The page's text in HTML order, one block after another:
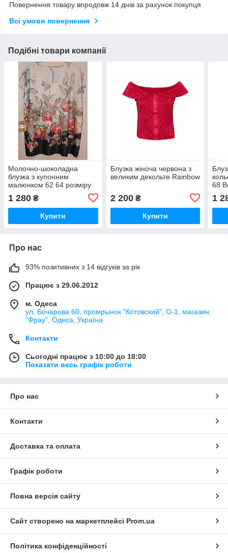
Повернення товару впродовж 14 днів за рахунок покупця
Всі умови повернення
Подібні товари компанії
Молочно-шоколадна
блузка з купонним
малюнком 62 64 розміру
1 280 ₴
Купити
Блузка жіноча червона з
великим декольте Rainbow
2 200₴
Купити
68
1
Про нас
93% позитивних з 14 відгуків за рік
Працює з 29.06.2012
м. Одеса
ул. Бочарова 60, промрынок "Котовский", О-1, магазин
"Фрау", Одеса, Україна
Контакти
Сьогодні працює з 10:00 до 18:00
Показати весь графік роботи
Про нас
Контакти
Доставка та оплата
Графік роботи
Повна версія сайту
Сайт створено на маркетплейсі Prom.ua
Політика конфіденційності